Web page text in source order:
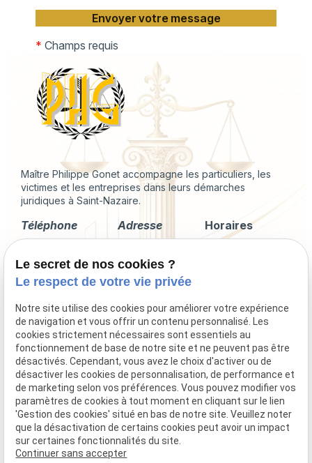
* Champs requis
Maître Philippe Gonet accompagne les particuliers, les
victimes et les entreprises dans leurs démarches
juridiques à Saint-Nazaire.
Téléphone
Adresse
Corps de
Garde
Nazaire
Horaires
Droit immobilier
Droit de la famille
Procédures collectives
Indemnisation du préjudice corporel
Mentions légales
Le secret de nos cookies ?
Le respect de votre vie privée
Notre site utilise des cookies pour améliorer votre expérience
de navigation et vous offrir un contenu personnalisé. Les
cookies strictement nécessaires sont essentiels au
fonctionnement de base de notre site et ne peuvent pas être
désactivés. Cependant, vous avez le choix d'activer ou de
désactiver les cookies de personnalisation, de performance et
de marketing selon vos préférences. Vous pouvez modifier vos
paramètres de cookies à tout moment en cliquant sur le lien
'Gestion des cookies' situé en bas de notre site. Veuillez noter
que la désactivation de certains cookies peut avoir un impact
sur certaines fonctionnalités du site.
Continuer sans accepter